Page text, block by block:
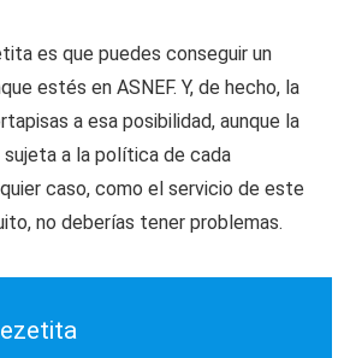
es que puedes conseguir un
estés en ASNEF. Y, de hecho, la
a esa posibilidad, aunque la
a la política de cada
caso, como el servicio de este
no deberías tener problemas.